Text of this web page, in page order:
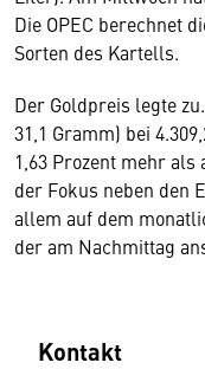
Die OPEC berechnet
Sorten des Kartells.
Der Goldpreis legte
31,1 Gramm) bei
1,63 Prozent mehr
der Fokus neben den
allem auf dem
der am Nachmittag
Kontakt